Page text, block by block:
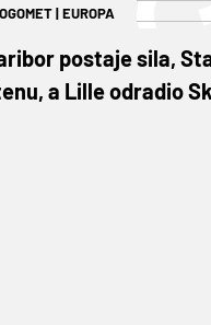
|EUROPA
postaje sila,
a Lille odradio